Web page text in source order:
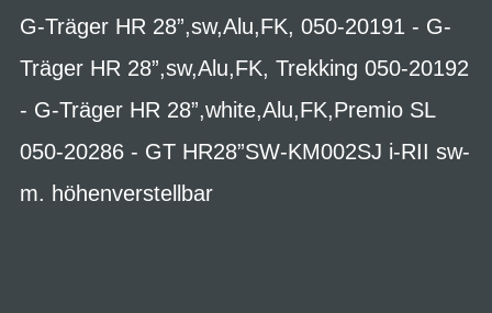
G-Träger HR 28”,sw,Alu,FK, 050-20191 - G-
Träger HR 28”,sw,Alu,FK, Trekking 050-20192
- G-Träger HR 28”,white,Alu,FK,Premio SL
050-20286 - GT HR28”SW-KM002SJ i-RII sw-
m. höhenverstellbar